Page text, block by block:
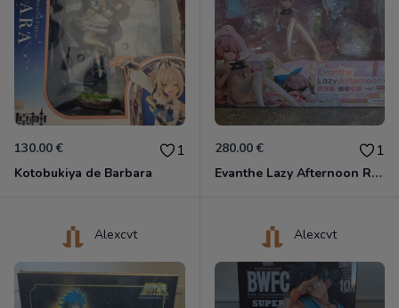
130.00 € 1
Kotobukiya de Barbara
280.00 € 1
Evanthe Lazy Afternoon Red Pride of Eden
Alexcvt Alexcvt